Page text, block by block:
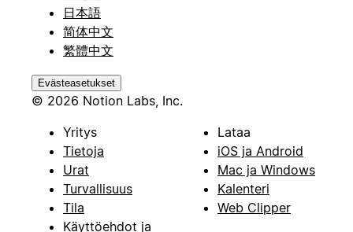
日本語
简体中文
繁體中文
Evästeasetukset
© 2026 Notion Labs, Inc.
Yritys
Tietoja
Urat
Turvallisuus
Tila
Käyttöehdot ja
Lataa
iOS ja Android
Mac ja Windows
Kalenteri
Web Clipper